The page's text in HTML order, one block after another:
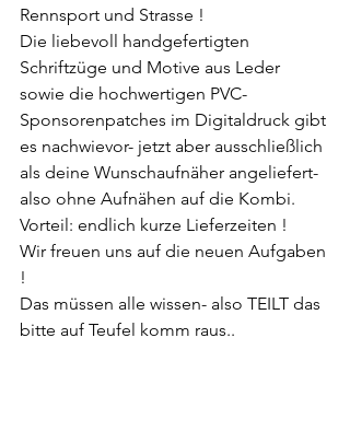
Rennsport und Strasse !
Die liebevoll handgefertigten
Schriftzüge und Motive aus Leder
sowie die hochwertigen PVC-
Sponsorenpatches im Digitaldruck gibt
es nachwievor- jetzt aber ausschließlich
als deine Wunschaufnäher angeliefert-
also ohne Aufnähen auf die Kombi.
Vorteil: endlich kurze Lieferzeiten !
Wir freuen uns auf die neuen Aufgaben
!
Das müssen alle wissen- also TEILT das
bitte auf Teufel komm raus..